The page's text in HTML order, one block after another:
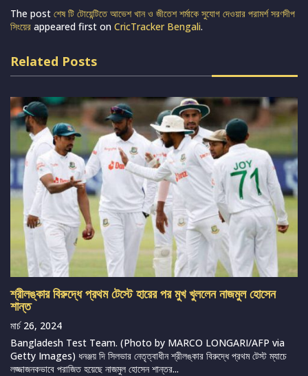
The post শেষ টি টোয়েন্টিতে আভেশ খান ও জীতেশ শর্মাকে সুযোগ দেওয়ার পরামর্শ সরণদীপ
সিংয়ের appeared first on CricTracker Bengali.
Related Posts
শ্রীলঙ্কার বিরুদ্ধে প্রথম টেস্টে হারের পর মুখ খুললেন নাজমুল হোসেন
শান্ত
মার্চ 26, 2024
Bangladesh Test Team. (Photo by MARCO LONGARI/AFP via
Getty Images) ধনঞ্জয় দি সিলভার নেতৃত্বাধীন শ্রীলঙ্কার বিরুদ্ধে প্রথম টেস্ট ম্যাচে
লজ্জাজনকভাবে পরাজিত হয়েছে নাজমুল হোসেন শান্তর...